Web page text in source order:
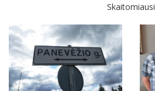
Skaitomiausi